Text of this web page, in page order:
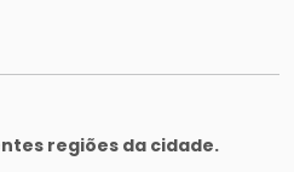
regiões da cidade.